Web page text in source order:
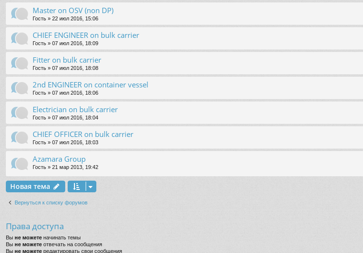
Master on OSV (non DP)
Гость » 22 июл 2016, 15:06
CHIEF ENGINEER on bulk carrier
Гость » 07 июл 2016, 18:09
Fitter on bulk carrier
Гость » 07 июл 2016, 18:08
2nd ENGINEER on container vessel
Гость » 07 июл 2016, 18:06
Electrician on bulk carrier
Гость » 07 июл 2016, 18:04
CHIEF OFFICER on bulk carrier
Гость » 07 июл 2016, 18:03
Azamara Group
Гость » 21 мар 2013, 19:42
Новая тема
Вернуться к списку форумов
Права доступа
Вы не можете начинать темы
Вы не можете отвечать на сообщения
Вы не можете редактировать свои сообщения